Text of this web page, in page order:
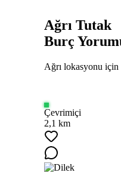
Ağrı Tutak
Burç
Ağrı lokasyonu için
Çevrimiçi
2,1 km